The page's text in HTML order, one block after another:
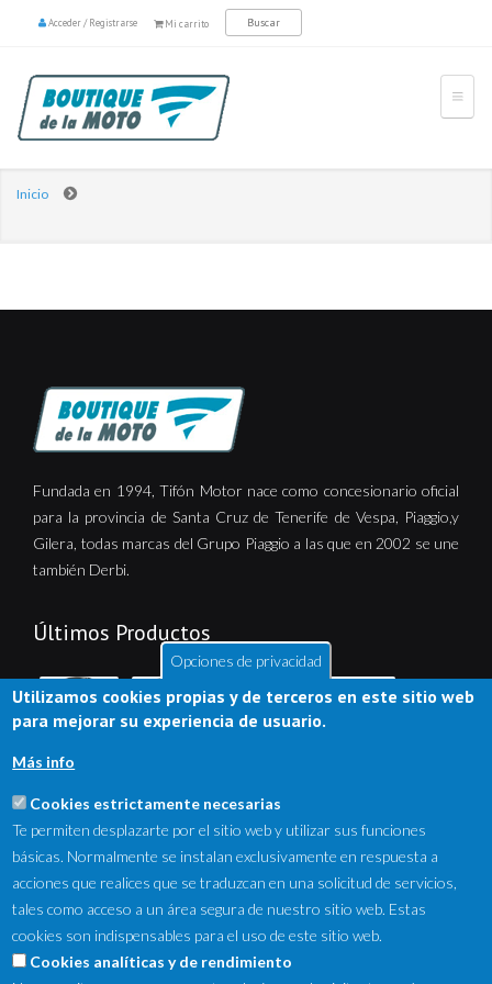
Mi carrito
Acceder/Registrarse
Inicio
Fundada en 1994, Tifón Motor nace como concesionario oficial
para la provincia de Santa Cruz de Tenerife de Vespa, Piaggio,y
Gilera, todas marcas del Grupo Piaggio a las que en 2002 se une
también Derbi.
Últimos Productos
NewsLetter
Opciones de privacidad
Utilizamos cookies propias y de terceros en este sitio web
para mejorar su experiencia de usuario.
Más info
Cookies estrictamente necesarias
Te permiten desplazarte por el sitio web y utilizar sus funciones
básicas. Normalmente se instalan exclusivamente en respuesta a
acciones que realices que se traduzcan en una solicitud de servicios,
tales como acceso a un área segura de nuestro sitio web. Estas
cookies son indispensables para el uso de este sitio web.
Cookies analíticas y de rendimiento